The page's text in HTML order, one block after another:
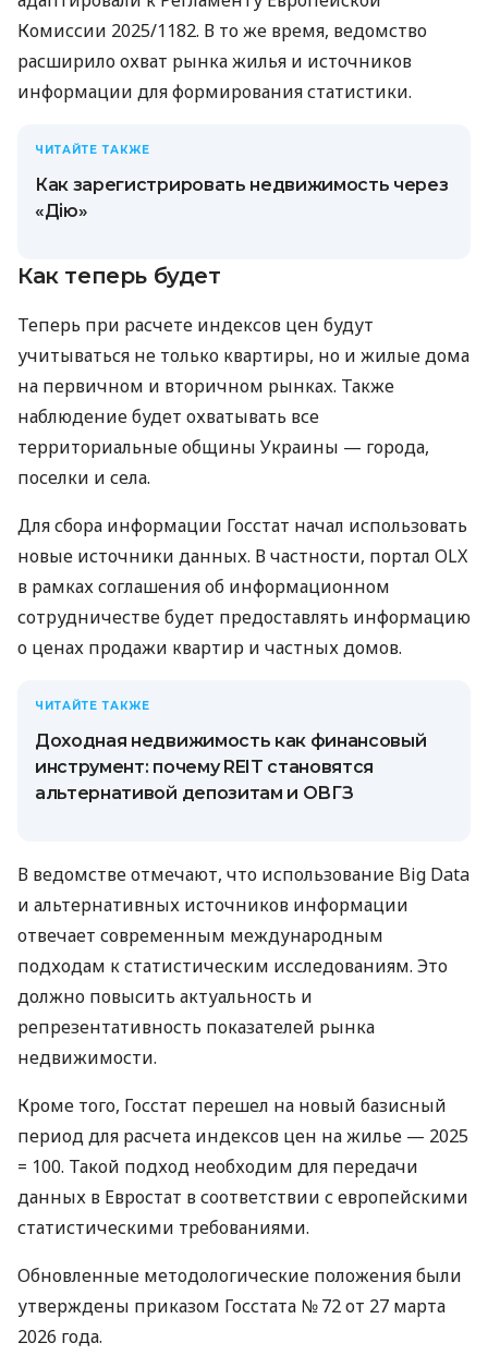
Комиссии 2025/1182. В то же время, ведомство
расширило охват рынка жилья и источников
информации для формирования статистики.
ЧИТАЙТЕ ТАКЖЕ
Как зарегистрировать недвижимость через
«Дію»
Как теперь будет
Теперь при расчете индексов цен будут
учитываться не только квартиры, но и жилые дома
на первичном и вторичном рынках. Также
наблюдение будет охватывать все
территориальные общины Украины — города,
поселки и села.
Для сбора информации Госстат начал использовать
новые источники данных. В частности, портал OLX
в рамках соглашения об информационном
сотрудничестве будет предоставлять информацию
о ценах продажи квартир и частных домов.
ЧИТАЙТЕ ТАКЖЕ
Доходная недвижимость как финансовый
инструмент: почему REIT становятся
альтернативой депозитам и ОВГЗ
В ведомстве отмечают, что использование Big Data
и альтернативных источников информации
отвечает современным международным
подходам к статистическим исследованиям. Это
должно повысить актуальность и
репрезентативность показателей рынка
недвижимости.
Кроме того, Госстат перешел на новый базисный
период для расчета индексов цен на жилье — 2025
= 100. Такой подход необходим для передачи
данных в Евростат в соответствии с европейскими
статистическими требованиями.
Обновленные методологические положения были
утверждены приказом Госстата № 72 от 27 марта
2026 года.